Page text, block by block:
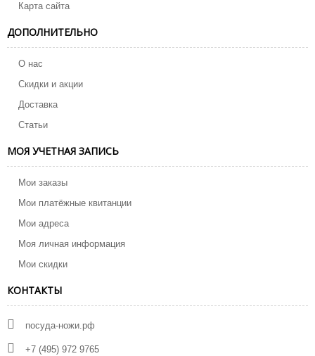
Карта сайта
ДОПОЛНИТЕЛЬНО
О нас
Скидки и акции
Доставка
Статьи
МОЯ УЧЕТНАЯ ЗАПИСЬ
Мои заказы
Мои платёжные квитанции
Мои адреса
Моя личная информация
Мои скидки
КОНТАКТЫ
посуда-ножи.рф
+7 (495) 972 9765